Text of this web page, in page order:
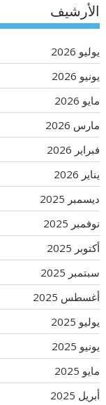
الأرشيف
يوليو 2026
يونيو 2026
مايو 2026
مارس 2026
فبراير 2026
يناير 2026
ديسمبر 2025
نوفمبر 2025
أكتوبر 2025
سبتمبر 2025
أغسطس 2025
يوليو 2025
يونيو 2025
مايو 2025
أبريل 2025